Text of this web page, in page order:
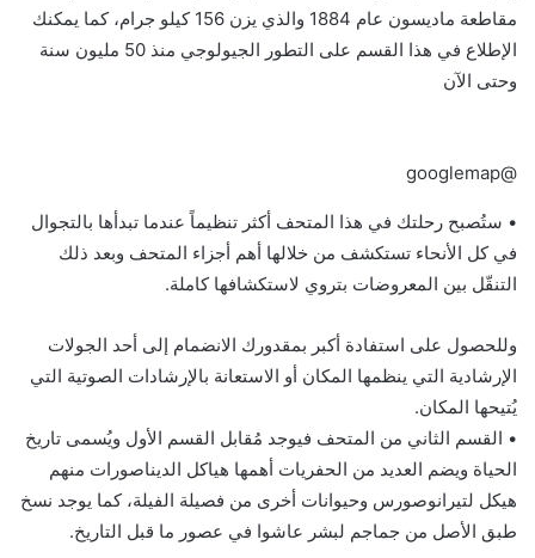
مقاطعة ماديسون عام 1884 والذي يزن 156 كيلو جرام، كما يمكنك
الإطلاع في هذا القسم على التطور الجيولوجي منذ 50 مليون سنة
وحتى الآن
@googlemap
• ستُصبح رحلتك في هذا المتحف أكثر تنظيماً عندما تبدأها بالتجوال
في كل الأنحاء تستكشف من خلالها أهم أجزاء المتحف وبعد ذلك
التنقّل بين المعروضات بتروي لاستكشافها كاملة.
وللحصول على استفادة أكبر بمقدورك الانضمام إلى أحد الجولات
الإرشادية التي ينظمها المكان أو الاستعانة بالإرشادات الصوتية التي
يُتيحها المكان.
• القسم الثاني من المتحف فيوجد مُقابل القسم الأول ويُسمى تاريخ
الحياة ويضم العديد من الحفريات أهمها هياكل الديناصورات منهم
هيكل لتيرانوصورس وحيوانات أخرى من فصيلة الفيلة، كما يوجد نسخ
طبق الأصل من جماجم لبشر عاشوا في عصور ما قبل التاريخ.